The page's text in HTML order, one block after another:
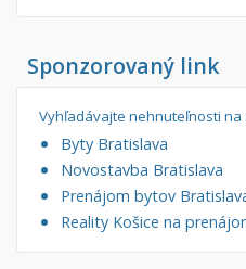
Sponzorovaný link
Vyhľadávajte nehnuteľnosti na
Byty Bratislava
Novostavba Bratislava
Prenájom bytov
Reality Košice na